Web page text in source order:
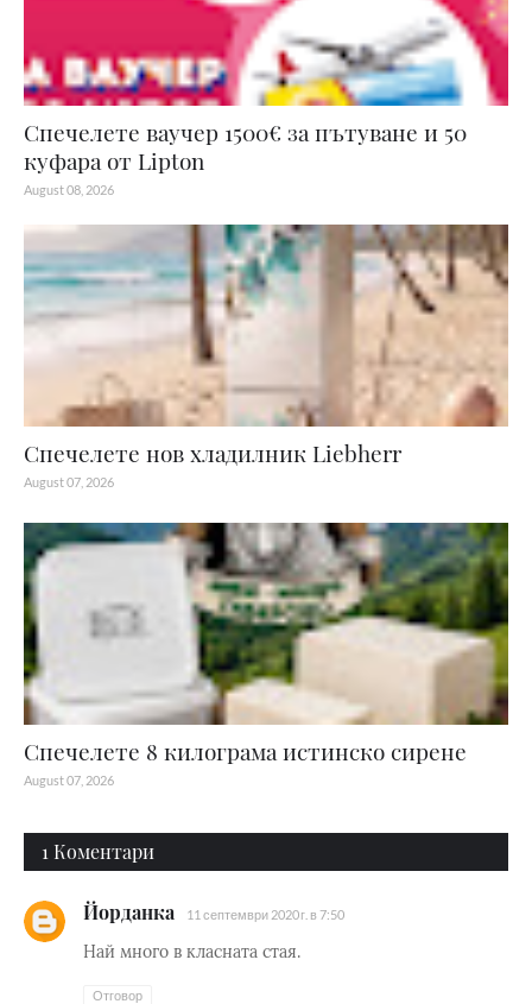
Спечелете ваучер 1500€ за пътуване и 50
куфара от Lipton
August 08, 2026
Спечелете нов хладилник Liebherr
August 07, 2026
Спечелете 8 килограма истинско сирене
August 07, 2026
1 Коментари
Йорданка 11 септември 2020 г. в 7:50
Най много в класната стая.
Отговор